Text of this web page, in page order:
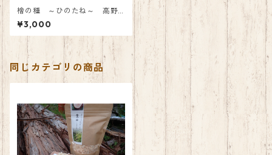
檜の種 ～ひのたね～ 高野
山のヒノキ 薪セット
¥3,000
同じカテゴリの商品